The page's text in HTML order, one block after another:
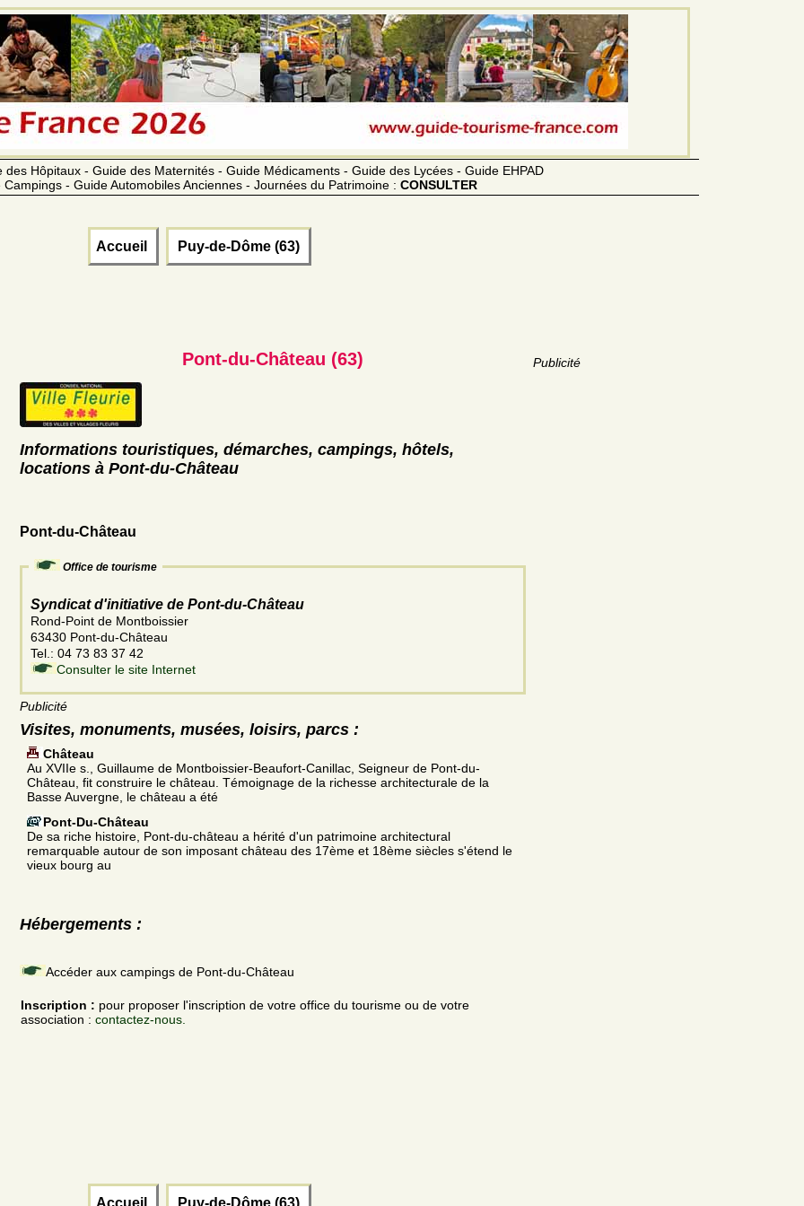
Hôpitaux - Guide des Maternités - Guide Médicaments - Guide des Lycées - Guide EHPAD
- Guide Automobiles Anciennes - Journées du Patrimoine : CONSULTER
Accueil Puy-de-Dôme (63)
Publicité
Pont-du-Château (63)
Informations touristiques, démarches, campings, hôtels,
locations à Pont-du-Château
Pont-du-Château
Office de tourisme
Syndicat d'initiative de Pont-du-Château
Rond-Point de Montboissier
63430 Pont-du-Château
Tel.: 04 73 83 37 42
Consulter le site Internet
Publicité
Visites, monuments, musées, loisirs, parcs :
Château
Au XVIIe s., Guillaume de Montboissier-Beaufort-Canillac, Seigneur de Pont-du-
Château, fit construire le château. Témoignage de la richesse architecturale de la
Basse Auvergne, le château a été
Pont-Du-Château
De sa riche histoire, Pont-du-château a hérité d'un patrimoine architectural
remarquable autour de son imposant château des 17ème et 18ème siècles s'étend le
vieux bourg au
Hébergements :
Accéder aux campings de Pont-du-Château
Inscription : pour proposer l'inscription de votre office du tourisme ou de votre
association : contactez-nous.
Accueil Puy-de-Dôme (63)